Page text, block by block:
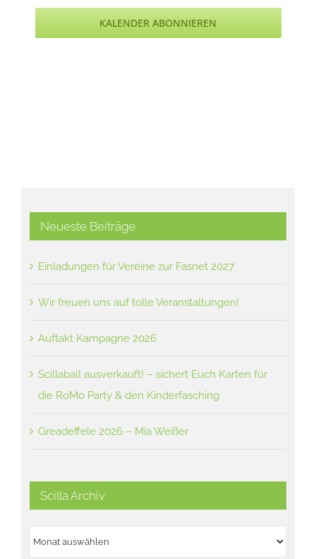
KALENDER ABONNIEREN
Neueste Beiträge
Einladungen für Vereine zur Fasnet 2027
Wir freuen uns auf tolle Veranstaltungen!
Auftakt Kampagne 2026
Scillaball ausverkauft! – sichert Euch Karten für
die RoMo Party & den Kinderfasching
Greadeffele 2026 – Mia Weißer
Scilla Archiv
Scilla